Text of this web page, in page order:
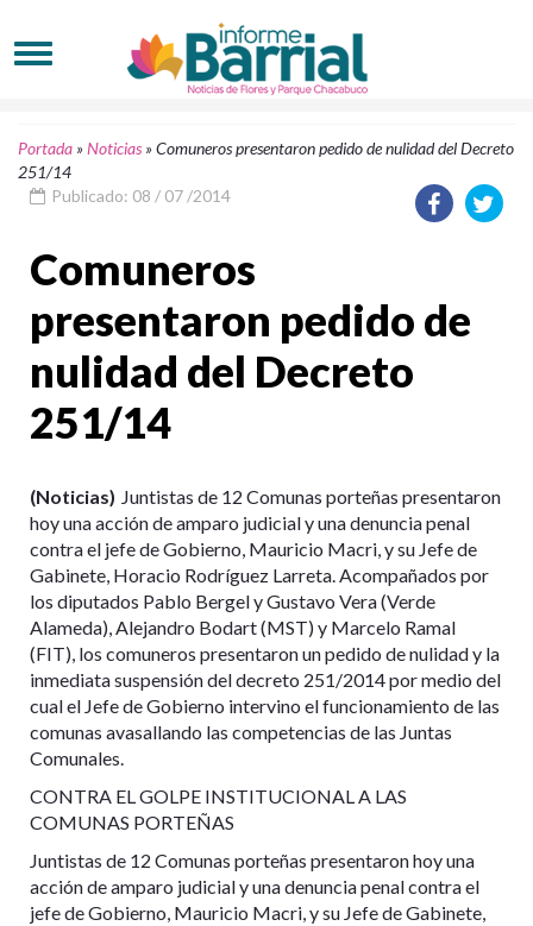
Portada »Noticias »Comuneros presentaron pedido de nulidad del Decreto
251/14
Publicado: 08 / 07 /2014
Comuneros
presentaron pedido de
nulidad del Decreto
251/14
(Noticias) Juntistas de 12 Comunas porteñas presentaron
hoy una acción de amparo judicial y una denuncia penal
contra el jefe de Gobierno, Mauricio Macri, y su Jefe de
Gabinete, Horacio Rodríguez Larreta. Acompañados por
los diputados Pablo Bergel y Gustavo Vera (Verde
Alameda), Alejandro Bodart (MST) y Marcelo Ramal
(FIT), los comuneros presentaron un pedido de nulidad y la
inmediata suspensión del decreto 251/2014 por medio del
cual el Jefe de Gobierno intervino el funcionamiento de las
comunas avasallando las competencias de las Juntas
Comunales.
CONTRA EL GOLPE INSTITUCIONAL A LAS
COMUNAS PORTEÑAS
Juntistas de 12 Comunas porteñas presentaron hoy una
acción de amparo judicial y una denuncia penal contra el
jefe de Gobierno, Mauricio Macri, y su Jefe de Gabinete,